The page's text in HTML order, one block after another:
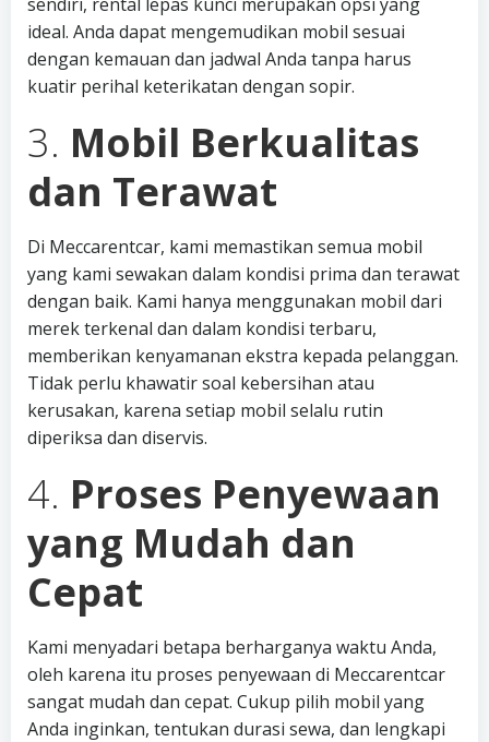
ideal. Anda dapat mengemudikan mobil sesuai
dengan kemauan dan jadwal Anda tanpa harus
kuatir perihal keterikatan dengan sopir.
3. Mobil Berkualitas
dan Terawat
Di Meccarentcar, kami memastikan semua mobil
yang kami sewakan dalam kondisi prima dan terawat
dengan baik. Kami hanya menggunakan mobil dari
merek terkenal dan dalam kondisi terbaru,
memberikan kenyamanan ekstra kepada pelanggan.
Tidak perlu khawatir soal kebersihan atau
kerusakan, karena setiap mobil selalu rutin
diperiksa dan diservis.
4. Proses Penyewaan
yang Mudah dan
Cepat
Kami menyadari betapa berharganya waktu Anda,
oleh karena itu proses penyewaan di Meccarentcar
sangat mudah dan cepat. Cukup pilih mobil yang
Anda inginkan, tentukan durasi sewa, dan lengkapi